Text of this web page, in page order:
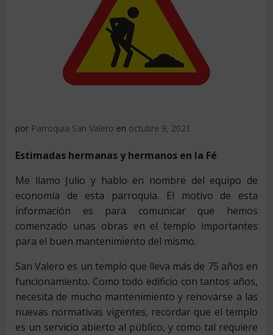
por Parroquia San Valero en octubre 9, 2021
Estimadas hermanas y hermanos en la Fé
Me llamo Julio y hablo en nombre del equipo de
economía de esta parroquia. El motivo de esta
información es para comunicar que hemos
comenzado unas obras en el templo importantes
para el buen mantenimiento del mismo.
San Valero es un templo que lleva más de 75 años en
funcionamiento. Como todo edificio con tantos años,
necesita de mucho mantenimiento y renovarse a las
nuevas normativas vigentes, recordar que el templo
es un servicio abierto al público, y como tal requiere